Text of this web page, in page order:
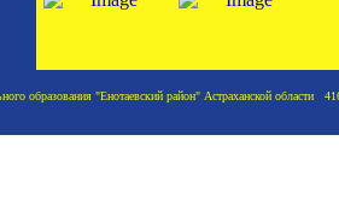
образования "Енотаевский район" Астраханской области